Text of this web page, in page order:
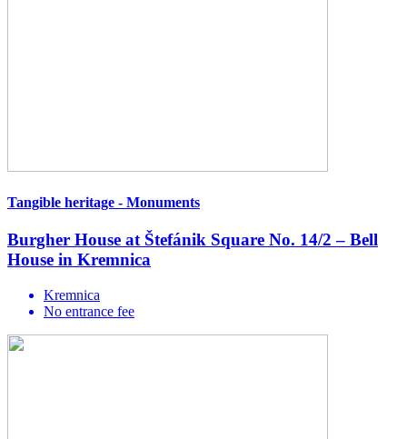
Tangible heritage - Monuments
Burgher House at Štefánik Square No. 14/2 – Bell
House in Kremnica
Kremnica
No entrance fee